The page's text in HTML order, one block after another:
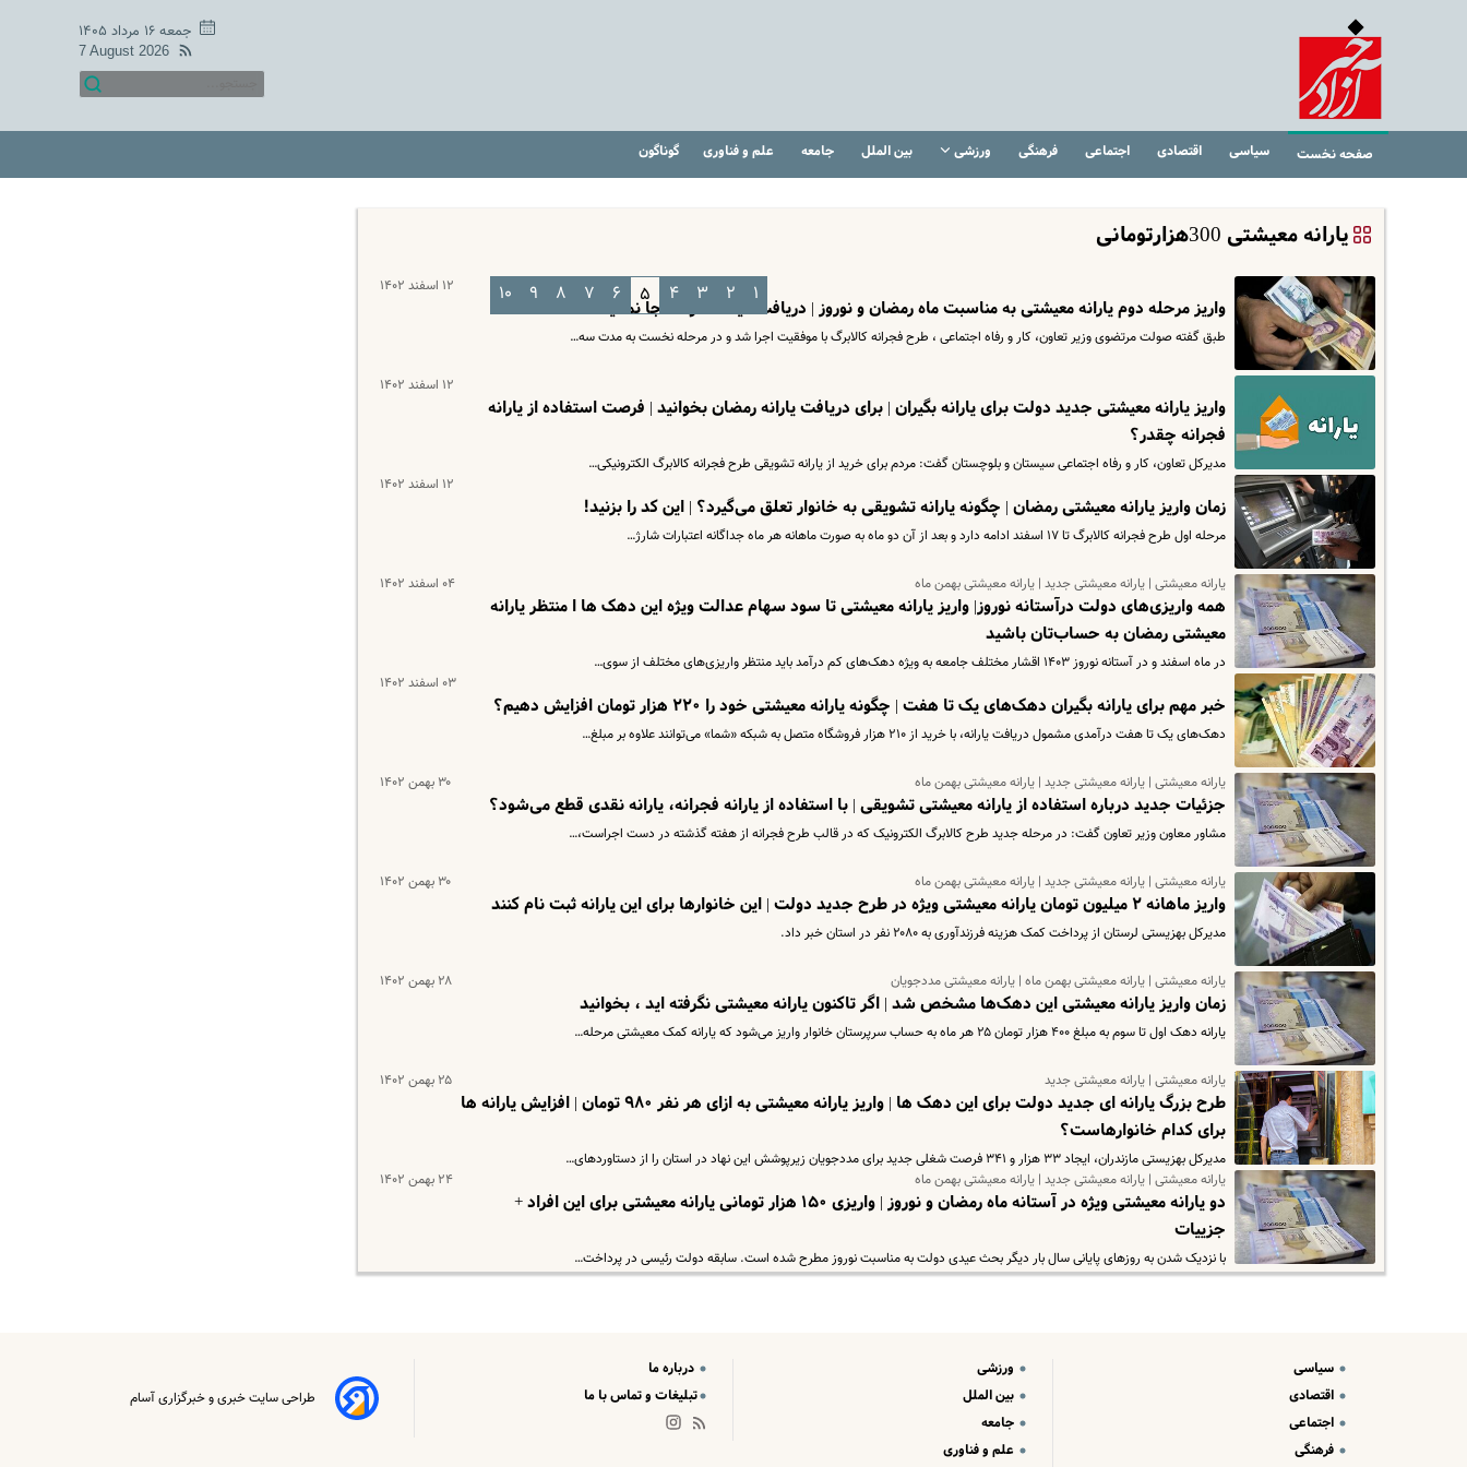
جمعه ۱۶ مرداد ۱۴۰۵
7 August 2026
صفحه نخست سیاسی اقتصادی اجتماعی فرهنگی ورزشی بین الملل جامعه علم و فناوری گوناگون
یارانه معیشتی 300هزارتومانی
۱۲ اسفند ۱۴۰۲
واریز مرحله دوم یارانه معیشتی به مناسبت ماه رمضان و نوروز | دریافت عیدانه دولت جا نمانید
طبق گفته صولت مرتضوی وزیر تعاون، کار و رفاه اجتماعی ، طرح فجرانه کالابرگ با موفقیت اجرا شد و در مرحله نخست به مدت سه…
۱۲ اسفند ۱۴۰۲
واریز یارانه معیشتی جدید دولت برای یارانه بگیران | برای دریافت یارانه رمضان بخوانید | فرصت استفاده از یارانه
فجرانه چقدر؟
مدیرکل تعاون، کار و رفاه اجتماعی سیستان و بلوچستان گفت: مردم برای خرید از یارانه تشویقی طرح فجرانه کالابرگ الکترونیکی…
۱۲ اسفند ۱۴۰۲
زمان واریز یارانه معیشتی رمضان | چگونه یارانه تشویقی به خانوار تعلق می‌گیرد؟ | این کد را بزنید!
مرحله اول طرح فجرانه کالابرگ تا ۱۷ اسفند ادامه دارد و بعد از آن دو ماه به صورت ماهانه هر ماه جداگانه اعتبارات شارژ…
یارانه معیشتی | یارانه معیشتی جدید | یارانه معیشتی بهمن ماه ۰۴ اسفند ۱۴۰۲
همه واریزی‌های دولت درآستانه نوروز| واریز یارانه معیشتی تا سود سهام عدالت ویژه این دهک ها ا منتظر یارانه
معیشتی رمضان به حساب‌تان باشید
​در ماه اسفند و در آستانه نوروز ۱۴۰۳ اقشار مختلف جامعه به ویژه دهک‌های کم درآمد باید منتظر واریزی‌های مختلف از سوی…
۰۳ اسفند ۱۴۰۲
خبر مهم برای یارانه بگیران دهک‌های یک تا هفت | چگونه یارانه معیشتی خود را ۲۲۰ هزار تومان افزایش دهیم؟
دهک‌های یک تا هفت درآمدی مشمول دریافت یارانه، با خرید از ۲۱۰ هزار فروشگاه‌ متصل به شبکه «شما» می‌توانند علاوه بر مبلغ…
یارانه معیشتی | یارانه معیشتی جدید | یارانه معیشتی بهمن ماه ۳۰ بهمن ۱۴۰۲
جزئیات جدید درباره استفاده از یارانه معیشتی تشویقی | با استفاده از یارانه فجرانه، یارانه‌ نقدی قطع می‌شود؟
مشاور معاون وزیر تعاون گفت: در مرحله جدید طرح کالابرگ الکترونیک که در قالب طرح فجرانه از هفته گذشته در دست اجراست،…
یارانه معیشتی | یارانه معیشتی جدید | یارانه معیشتی بهمن ماه ۳۰ بهمن ۱۴۰۲
واریز ماهانه ۲ میلیون تومان یارانه معیشتی ویژه در طرح جدید دولت | این خانوارها برای این یارانه ثبت نام کنند
مدیرکل بهزیستی لرستان از پرداخت کمک هزینه فرزندآوری به ۲۰۸۰ نفر در استان خبر داد.
یارانه معیشتی | یارانه معیشتی بهمن ماه | یارانه معیشتی مددجویان ۲۸ بهمن ۱۴۰۲
زمان واریز یارانه معیشتی این دهک‌ها مشخص شد | اگر تاکنون یارانه معیشتی نگرفته اید ، بخوانید
یارانه دهک اول تا سوم به مبلغ ۴۰۰ هزار تومان ۲۵ هر ماه به حساب سرپرستان خانوار واریز می‌شود که یارانه کمک معیشتی مرحله…
یارانه معیشتی | یارانه معیشتی جدید ۲۵ بهمن ۱۴۰۲
طرح بزرگ یارانه ای جدید دولت برای این دهک ها | واریز یارانه معیشتی به ازای هر نفر ۹۸۰ تومان | افزایش یارانه ها
برای کدام خانوارهاست؟
مدیرکل بهزیستی مازندران، ایجاد ۳۳ هزار و ۳۴۱ فرصت شغلی جدید برای مددجویان زیرپوشش این نهاد در استان را از دستاوردهای…
یارانه معیشتی | یارانه معیشتی جدید | یارانه معیشتی بهمن ماه
۲۴ بهمن ۱۴۰۲
دو یارانه معیشتی ویژه در آستانه ماه رمضان و نوروز | واریزی ۱۵۰ هزار تومانی یارانه معیشتی برای این افراد +
جزییات
با نزدیک شدن به روزهای پایانی سال بار دیگر بحث عیدی دولت به مناسبت نوروز مطرح شده است. سابقه دولت رئیسی در پرداخت…
۱ ۲ ۳ ۴ ۵ ۶ ۷ ۸ ۹ ۱۰
سیاسی
اقتصادی
اجتماعی
فرهنگی
ورزشی
بین الملل
جامعه
علم و فناوری
درباره ما
تبلیغات و تماس با ما
طراحی سایت خبری و خبرگزاری آسام